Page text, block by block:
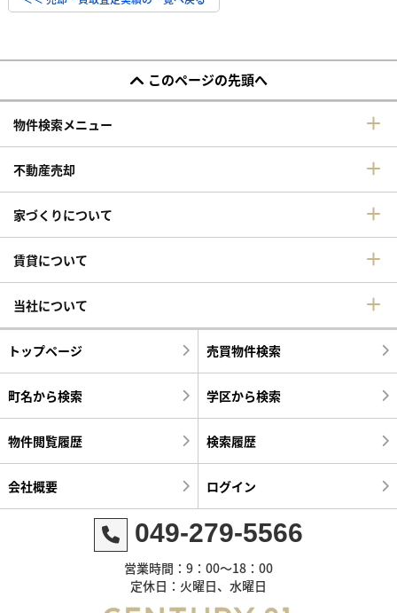
このページの先頭へ
物件検索メニュー
不動産売却
家づくりについて
賃貸について
当社について
トップページ 売買物件検索
町名から検索 学区から検索
物件閲覧履歴 検索履歴
会社概要 ログイン
049-279-5566
営業時間：9：00～18：00
定休日：火曜日、水曜日